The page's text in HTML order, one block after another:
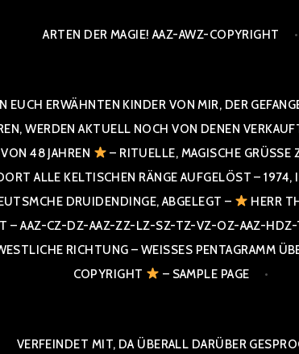
ARTEN DER MAGIE! AAZ-AWZ-COPYRIGHT
ERWÄHNTEN KINDER VON MIR, DER
WERDEN AKTUELL NOCH VON DENEN
48 JAHREN
– RITUELLE, MAGISCHE GRÜSSE
KELTISCHEN RÄNGE AUFGELÖST – 1974, IM
DRUIDENDINGE, ABGELEGT –
HERR
AAZ-CZ-DZ-AAZ-ZZ-LZ-SZ-TZ-VZ-OZ-AAZ-HDZ-
RICHTUNG – WEISSES PENTAGRAMM
PYRIGHT
– SAMPLE PAGE
VERFEINDET MIT, DA ÜBERALL DARÜBER